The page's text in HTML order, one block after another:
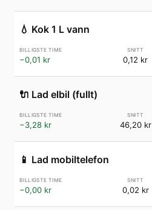
💧 Kok 1 L vann
−0,01 kr 0,12 kr
🔌 Lad elbil (fullt)
−3,28 kr 46,20 kr
📱 Lad mobiltelefon
−0,00 kr 0,02 kr